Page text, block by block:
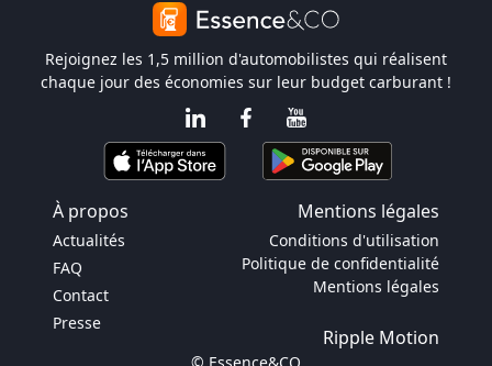
Rejoignez les 1,5 million d'automobilistes qui réalisent
chaque jour des économies sur leur budget carburant !
À propos Mentions légales
Actualités
FAQ
Contact
Presse
Conditions d'utilisation
Politique de confidentialité
Mentions légales
Ripple Motion